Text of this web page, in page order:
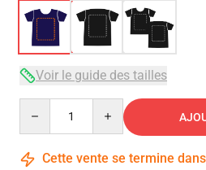
Voir le guide des tailles
Cette vente se termine dans